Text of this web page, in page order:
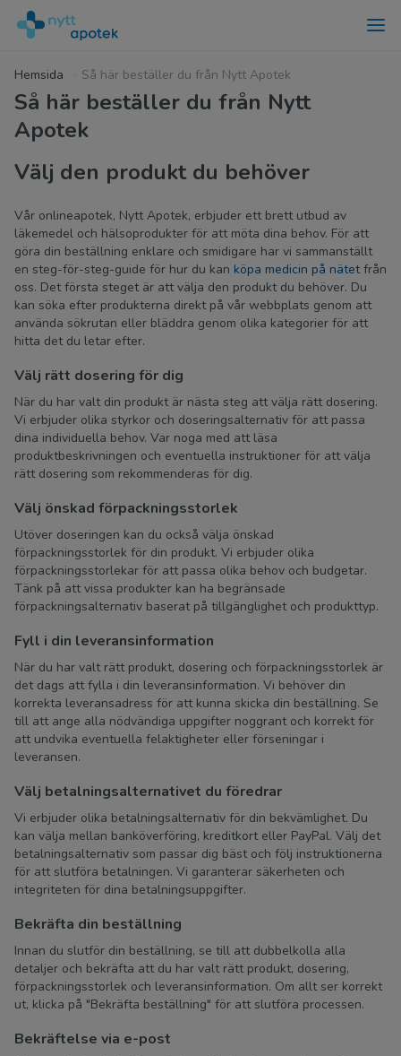
Hemsida Så här beställer du från Nytt Apotek
Så här beställer du från Nytt
Apotek
Välj den produkt du behöver
Vår onlineapotek, Nytt Apotek, erbjuder ett brett utbud av
läkemedel och hälsoprodukter för att möta dina behov. För att
göra din beställning enklare och smidigare har vi sammanställt
en steg-för-steg-guide för hur du kan köpa medicin på nätetfrån
oss. Det första steget är att välja den produkt du behöver. Du
kan söka efter produkterna direkt på vår webbplats genom att
använda sökrutan eller bläddra genom olika kategorier för att
hitta det du letar efter.
Välj rätt dosering för dig
När du har valt din produkt är nästa steg att välja rätt dosering.
Vi erbjuder olika styrkor och doseringsalternativ för att passa
dina individuella behov. Var noga med att läsa
produktbeskrivningen och eventuella instruktioner för att välja
rätt dosering som rekommenderas för dig.
Välj önskad förpackningsstorlek
Utöver doseringen kan du också välja önskad
förpackningsstorlek för din produkt. Vi erbjuder olika
förpackningsstorlekar för att passa olika behov och budgetar.
Tänk på att vissa produkter kan ha begränsade
förpackningsalternativ baserat på tillgänglighet och produkttyp.
Fyll i din leveransinformation
När du har valt rätt produkt, dosering och förpackningsstorlek är
det dags att fylla i din leveransinformation. Vi behöver din
korrekta leveransadress för att kunna skicka din beställning. Se
till att ange alla nödvändiga uppgifter noggrant och korrekt för
att undvika eventuella felaktigheter eller förseningar i
leveransen.
Välj betalningsalternativet du föredrar
Vi erbjuder olika betalningsalternativ för din bekvämlighet. Du
kan välja mellan banköverföring, kreditkort eller PayPal. Välj det
betalningsalternativ som passar dig bäst och följ instruktionerna
för att slutföra betalningen. Vi garanterar säkerheten och
integriteten för dina betalningsuppgifter.
Bekräfta din beställning
Innan du slutför din beställning, se till att dubbelkolla alla
detaljer och bekräfta att du har valt rätt produkt, dosering,
förpackningsstorlek och leveransinformation. Om allt ser korrekt
ut, klicka på "Bekräfta beställning" för att slutföra processen.
Bekräftelse via e-post